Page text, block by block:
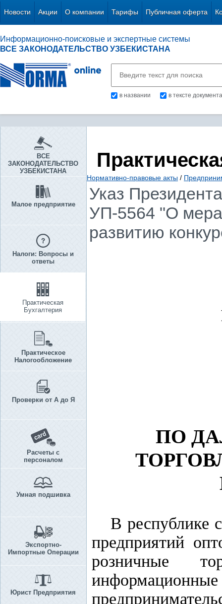
Новости Акции О компании Тарифы Публичная оферта
Информационно-поисковые и экспертные системы
ВСЕ ЗАКОНОДАТЕЛЬСТВО УЗБЕКИСТАНА
в названии в тексте документа
ВСЕ
ЗАКОНОДАТЕЛЬСТВО
УЗБЕКИСТАНА
Малое предприятие
Налоги: Вопросы и
ответы
Практическая
Бухгалтерия
Практическое
Налогообложение
Проверки от А до Я
Расчеты с
персоналом
Умная подшивка
Экспортно-
Импортные Операции
Юрист Предприятия
Нормативно-правовые акты /
Указ
УП-5564 "О
развитию
ПО
В республике
предприятий
розничные